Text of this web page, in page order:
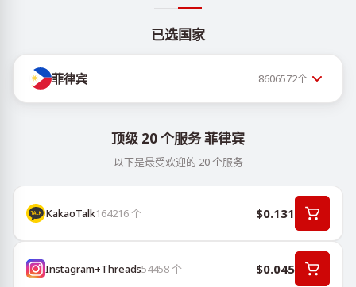
已选国家
菲律宾 8606572个
顶级 20 个服务 菲律宾
以下是最受欢迎的 20 个服务
KakaoTalk164216个 $0.131
Instagram+Threads54458个 $0.045